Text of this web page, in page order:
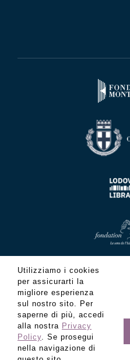
Utilizziamo i cookies
per assicurarti la
migliore esperienza
sul nostro sito. Per
saperne di più, accedi
alla nostra Privacy
Policy. Se prosegui
nella navigazione di